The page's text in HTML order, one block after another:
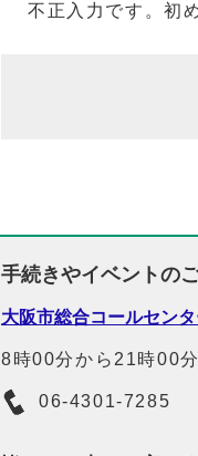
不正入力です。初
手続きやイベントの
大阪市総合コールセン
8時00分から21時00
06-4301-7285